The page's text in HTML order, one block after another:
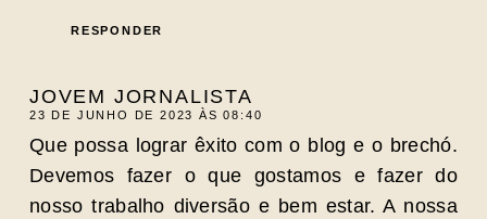
RESPONDER
JOVEM JORNALISTA
23 DE JUNHO DE 2023 ÀS 08:40
Que possa lograr êxito com o blog e o brechó.
Devemos fazer o que gostamos e fazer do
nosso trabalho diversão e bem estar. A nossa